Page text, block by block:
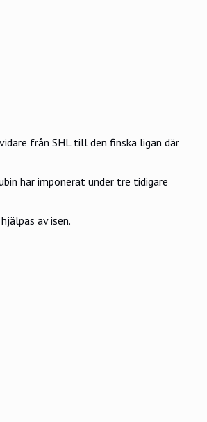
från SHL till den finska ligan där
har imponerat under tre tidigare
av isen.